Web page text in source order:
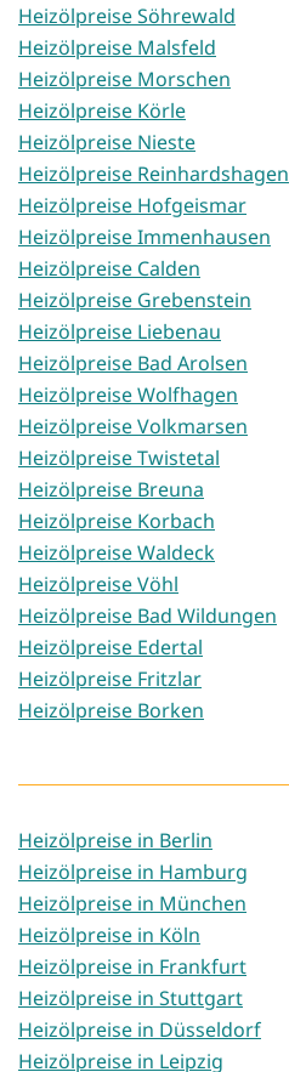
Heizölpreise Söhrewald
Heizölpreise Malsfeld
Heizölpreise Morschen
Heizölpreise Körle
Heizölpreise Nieste
Heizölpreise Reinhardshagen
Heizölpreise Hofgeismar
Heizölpreise Immenhausen
Heizölpreise Calden
Heizölpreise Grebenstein
Heizölpreise Liebenau
Heizölpreise Bad Arolsen
Heizölpreise Wolfhagen
Heizölpreise Volkmarsen
Heizölpreise Twistetal
Heizölpreise Breuna
Heizölpreise Korbach
Heizölpreise Waldeck
Heizölpreise Vöhl
Heizölpreise Bad Wildungen
Heizölpreise Edertal
Heizölpreise Fritzlar
Heizölpreise Borken
Heizölpreise in Berlin
Heizölpreise in Hamburg
Heizölpreise in München
Heizölpreise in Köln
Heizölpreise in Frankfurt
Heizölpreise in Stuttgart
Heizölpreise in Düsseldorf
Heizölpreise in Leipzig